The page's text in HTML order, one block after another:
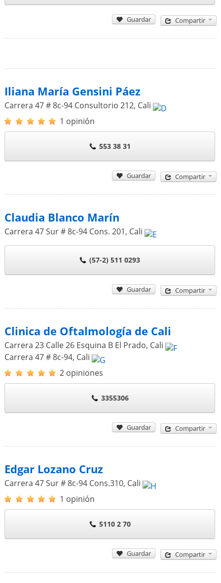
Guardar Compartir
Iliana María Gensini Páez
Carrera 47 # 8c-94 Consultorio 212, Cali
1 opinión
553 38 31
Guardar Compartir
Claudia Blanco Marín
Carrera 47 Sur # 8c-94 Cons. 201, Cali
(57-2) 511 0293
Guardar Compartir
Clinica de Oftalmología de Cali
Carrera 23 Calle 26 Esquina B El Prado, Cali
Carrera 47 # 8c-94, Cali
2 opiniones
3355306
Guardar Compartir
Edgar Lozano Cruz
Carrera 47 Sur # 8c-94 Cons.310, Cali
1 opinión
5110 2 70
Guardar Compartir